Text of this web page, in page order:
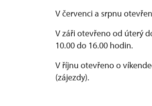
V červenci a srpnu
V záři otevřeno od úterý
10.00 do 16.00 hodin.
V říjnu otevřeno o
(zájezdy).